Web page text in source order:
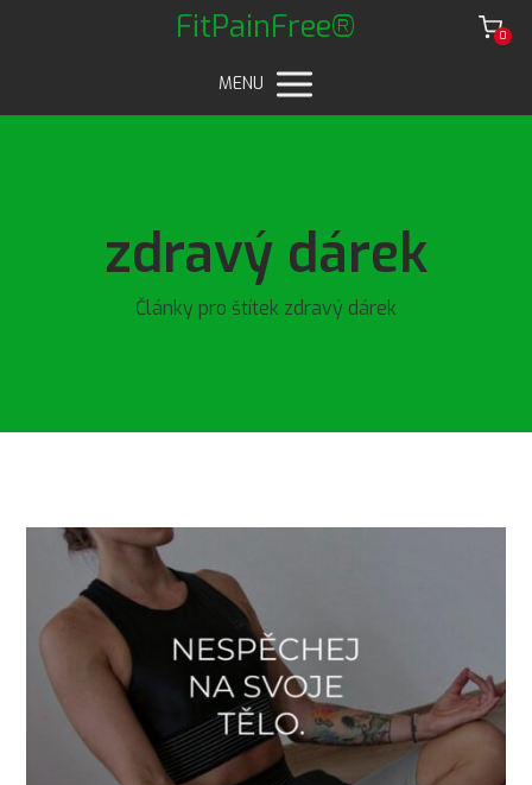
FitPainFree® 0
MENU
zdravý dárek
Články pro štítek zdravý dárek